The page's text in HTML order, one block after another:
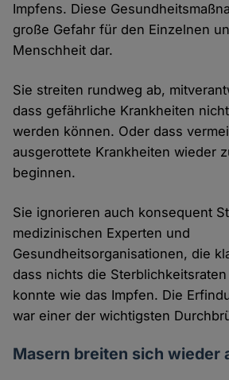
Impfens. Diese
große Gefahr für den Einzelnen
Menschheit dar.
Sie streiten rundweg ab,
dass gefährliche Krankheiten
werden können. Oder dass
ausgerottete Krankheiten wieder
beginnen.
Sie ignorieren auch konsequent
medizinischen Experten und
Gesundheitsorganisationen, die
dass nichts die
konnte wie das Impfen. Die
war einer der wichtigsten
Masern breiten sich wieder